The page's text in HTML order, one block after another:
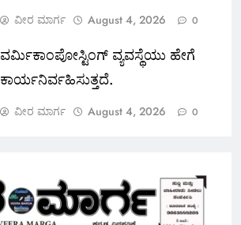
ವೀರ ಮಾರ್ಗ August 4, 2026 0
ವರ್ಮಿಕಾಂಪೋಸ್ಟಿಂಗ್ ವ್ಯವಸ್ಥೆಯು ಹೇಗೆ
ಕಾರ್ಯನಿರ್ವಹಿಸುತ್ತದೆ.
ವೀರ ಮಾರ್ಗ August 4, 2026 0